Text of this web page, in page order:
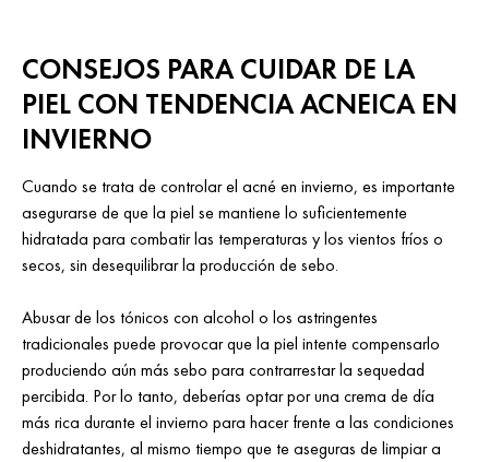
CONSEJOS PARA CUIDAR DE LA
PIEL CON TENDENCIA ACNEICA EN
INVIERNO
Cuando se trata de controlar el acné en invierno, es importante
asegurarse de que la piel se mantiene lo suficientemente
hidratada para combatir las temperaturas y los vientos fríos o
secos, sin desequilibrar la producción de sebo.
Abusar de los tónicos con alcohol o los astringentes
tradicionales puede provocar que la piel intente compensarlo
produciendo aún más sebo para contrarrestar la sequedad
percibida. Por lo tanto, deberías optar por una crema de día
más rica durante el invierno para hacer frente a las condiciones
deshidratantes, al mismo tiempo que te aseguras de limpiar a